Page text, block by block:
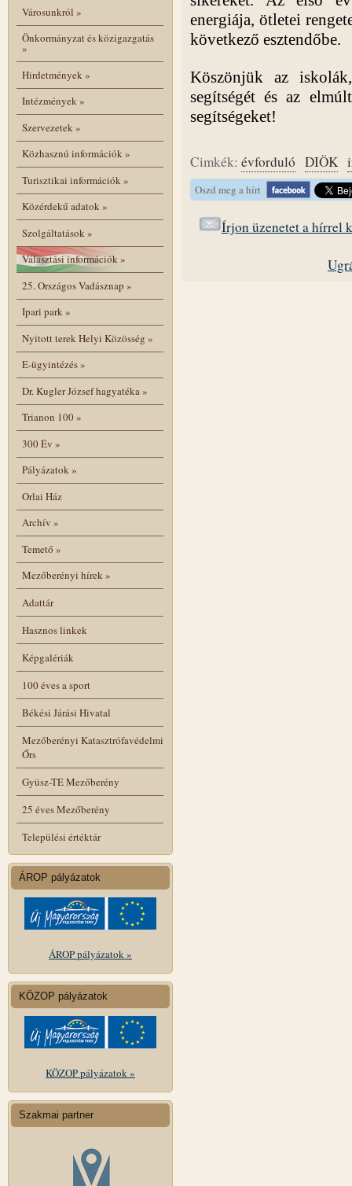
Városunkról »
Önkormányzat és közigazgatás
»
Hirdetmények»
Intézmények»
Szervezetek»
Közhasznú információk»
Turisztikai információk»
Közérdekű adatok»
Szolgáltatások»
Választási információk»
25. Országos Vadásznap »
Ipari park»
Nyitott terek Helyi Közösség »
E-ügyintézés»
Dr. Kugler József hagyatéka»
Trianon 100»
300 Év »
Pályázatok»
Orlai Ház
Archív »
Temető»
Mezőberényi hírek»
Adattár
Hasznos linkek
Képgalériák
100 éves a sport
Békési Járási Hivatal
Mezőberényi Katasztrófavédelmi
Őrs
Gyüsz-TE Mezőberény
25 éves Mezőberény
Települési értéktár
ÁROP pályázatok
ÁROP pályázatok »
KÖZOP pályázatok
KÖZOP pályázatok »
Szakmai partner
energiája, ötletei
következő esztendőbe.
Köszönjük az
segítségét és az
segítségeket!
Cimkék: évforduló DIÖK
Oszd meg a hírt
Írjon üzenetet a hírrel